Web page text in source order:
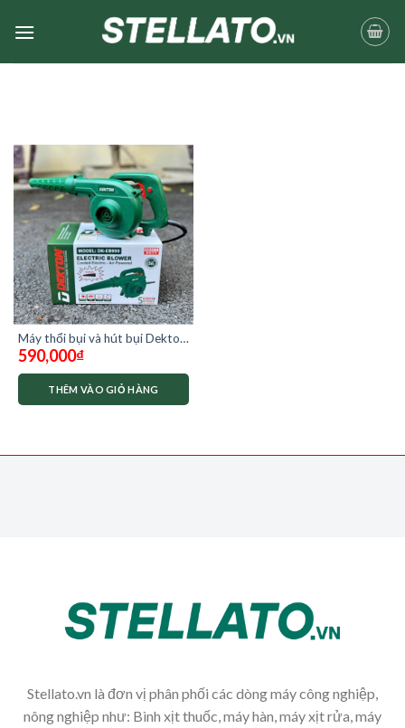
Máy thổi bụi và hút bụi Dekton
DK-EB900
590,000₫
THÊM VÀO GIỎ HÀNG
Stellato.vn là đơn vị phân phối các dòng máy công nghiệp,
nông nghiệp như: Bình xịt thuốc, máy hàn, máy xịt rửa, máy